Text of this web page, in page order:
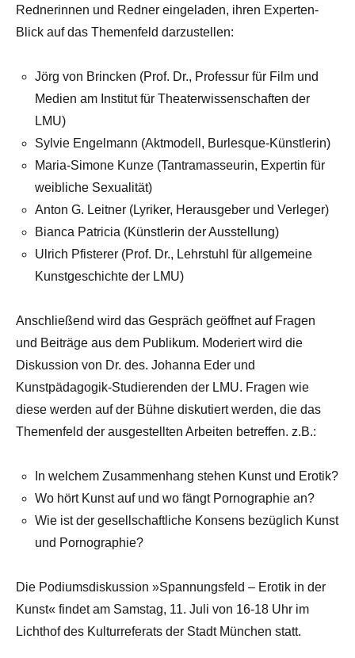
Rednerinnen und Redner eingeladen, ihren Experten-
Blick auf das Themenfeld darzustellen:
Jörg von Brincken (Prof. Dr., Professur für Film und
Medien am Institut für Theaterwissenschaften der
LMU)
Sylvie Engelmann (Aktmodell, Burlesque-Künstlerin)
Maria-Simone Kunze (Tantramasseurin, Expertin für
weibliche Sexualität)
Anton G. Leitner (Lyriker, Herausgeber und Verleger)
Bianca Patricia (Künstlerin der Ausstellung)
Ulrich Pfisterer (Prof. Dr., Lehrstuhl für allgemeine
Kunstgeschichte der LMU)
Anschließend wird das Gespräch geöffnet auf Fragen
und Beiträge aus dem Publikum. Moderiert wird die
Diskussion von Dr. des. Johanna Eder und
Kunstpädagogik-Studierenden der LMU. Fragen wie
diese werden auf der Bühne diskutiert werden, die das
Themenfeld der ausgestellten Arbeiten betreffen. z.B.:
In welchem Zusammenhang stehen Kunst und Erotik?
Wo hört Kunst auf und wo fängt Pornographie an?
Wie ist der gesellschaftliche Konsens bezüglich Kunst
und Pornographie?
Die Podiumsdiskussion »Spannungsfeld – Erotik in der
Kunst« findet am Samstag, 11. Juli von 16-18 Uhr im
Lichthof des Kulturreferats der Stadt München statt.